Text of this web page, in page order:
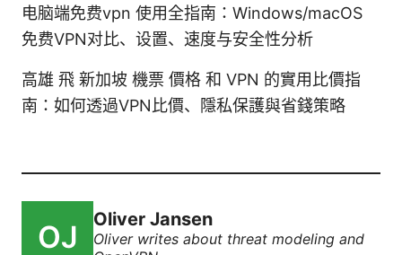
电脑端免费vpn 使用全指南：Windows/macOS
免费VPN对比、设置、速度与安全性分析
高雄 飛 新加坡 機票 價格 和 VPN 的實用比價指
南：如何透過VPN比價、隱私保護與省錢策略
Oliver Jansen
Oliver writes about threat modeling and